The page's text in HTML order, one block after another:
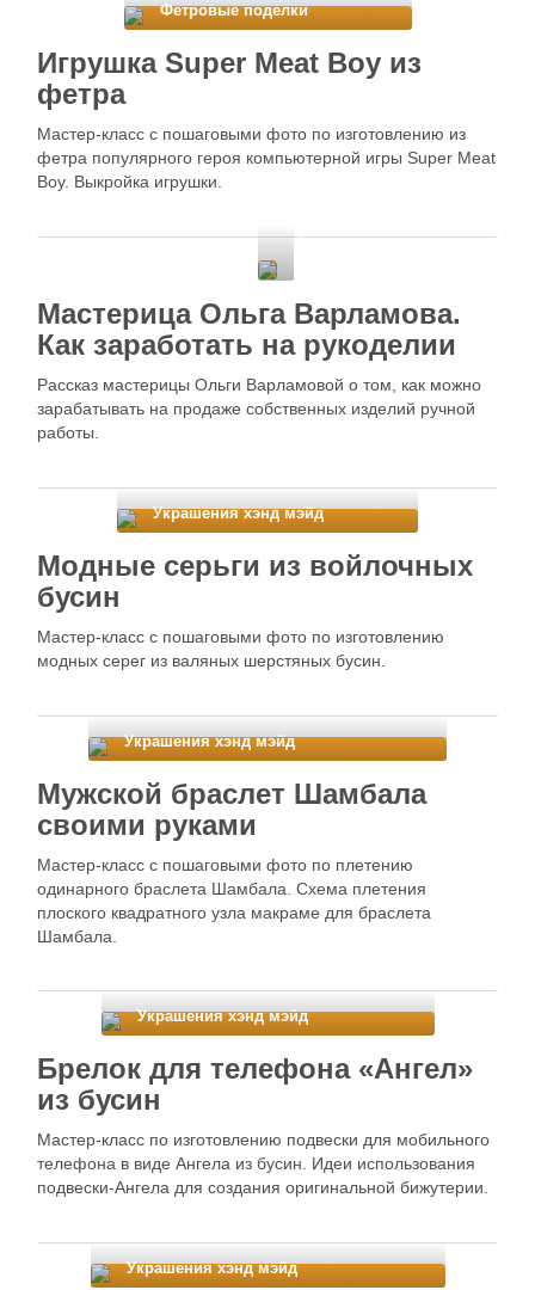
Фетровые поделки
Игрушка Super Meat Boy из
фетра
Мастер-класс с пошаговыми фото по изготовлению из
фетра популярного героя компьютерной игры Super Meat
Boy. Выкройка игрушки.
Фетровые поделки
Мастерица Ольга Варламова.
Как заработать на рукоделии
Рассказ мастерицы Ольги Варламовой о том, как можно
зарабатывать на продаже собственных изделий ручной
работы.
Украшения хэнд мэйд
Модные серьги из войлочных
бусин
Мастер-класс с пошаговыми фото по изготовлению
модных серег из валяных шерстяных бусин.
Украшения хэнд мэйд
Мужской браслет Шамбала
своими руками
Мастер-класс с пошаговыми фото по плетению
одинарного браслета Шамбала. Схема плетения
плоского квадратного узла макраме для браслета
Шамбала.
Украшения хэнд мэйд
Брелок для телефона «Ангел»
из бусин
Мастер-класс по изготовлению подвески для мобильного
телефона в виде Ангела из бусин. Идеи использования
подвески-Ангела для создания оригинальной бижутерии.
Украшения хэнд мэйд